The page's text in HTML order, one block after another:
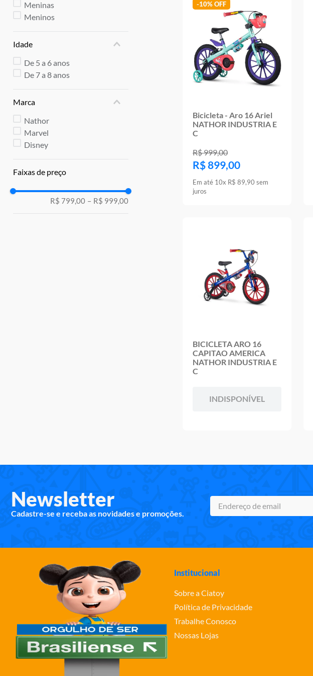
Meninas
Meninos
Idade
De 5 a 6 anos
De 7 a 8 anos
Marca
Nathor
Marvel
Disney
Faixas de preço
R$ 799,00 – R$ 999,00
-10%
Bicicleta - Aro 16 Ariel
NATHOR INDUSTRIA E
C
R$999,00
R$899,00
Em até 10x R$ 89,90 sem
juros
BICICLETA ARO 16
CAPITAO AMERICA
NATHOR INDUSTRIA E
C
INDISPONÍVEL
Newsletter
Cadastre-se e receba as novidades e promoções.
Institucional
Sobre a Ciatoy
Política de Privacidade
Trabalhe Conosco
Nossas Lojas